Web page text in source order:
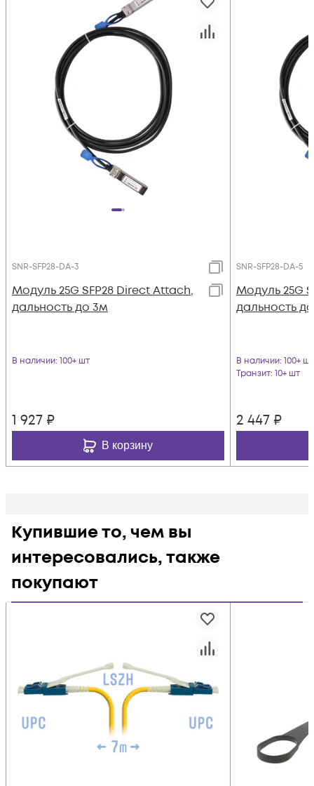
SNR-SFP28-DA-3
Модуль 25G SFP28 Direct Attach,
дальность до 3м
В наличии: 100+ шт
1 927 ₽
В корзину
SNR-SFP28-DA-5
Модуль 25G
дальность
В наличии: 100+ шт
Транзит: 10+ шт
2 447 ₽
Купившие то, чем вы
интересовались, также
покупают